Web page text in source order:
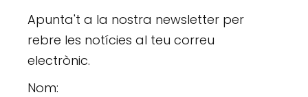
Apunta't a la nostra newsletter per
rebre les notícies al teu correu
electrònic.
Nom: